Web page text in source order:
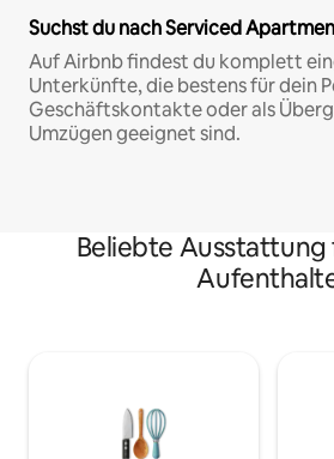
Suchst du nach Serviced
Auf Airbnb findest du komplett
Unterkünfte, die bestens für dein
Geschäftskontakte oder als
Umzügen geeignet sind.
Beliebte Ausstattung